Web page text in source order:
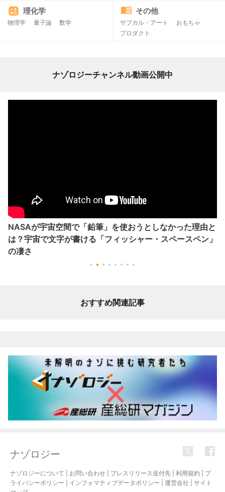
理化学
物理学 量子論 数学
その他
サブカル・アート
おもちゃ
プロダクト
ナゾロジーチャンネル動画公開中
NASAが宇宙空間で「鉛筆」を使おうとしなかった理由と
は？宇宙で文字が書ける「フィッシャー・スペースペン」
の凄さ
おすすめ関連記事
ナゾロジー
ナゾロジーについて お問い合わせ プレスリリース送付先 利用規約
プ
ライバシーポリシー
インフォマティブデータポリシー 運営会社
サイト